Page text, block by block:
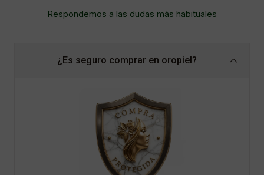
Respondemos a las dudas más habituales
¿Es seguro comprar en oropiel?